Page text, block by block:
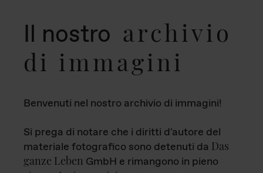
Il nostro archivio
di immagini
Benvenuti nel nostro archivio di immagini!
Si prega di notare che i diritti d'autore del
materiale fotografico sono detenuti da Das
ganze Leben GmbH e rimangono in pieno